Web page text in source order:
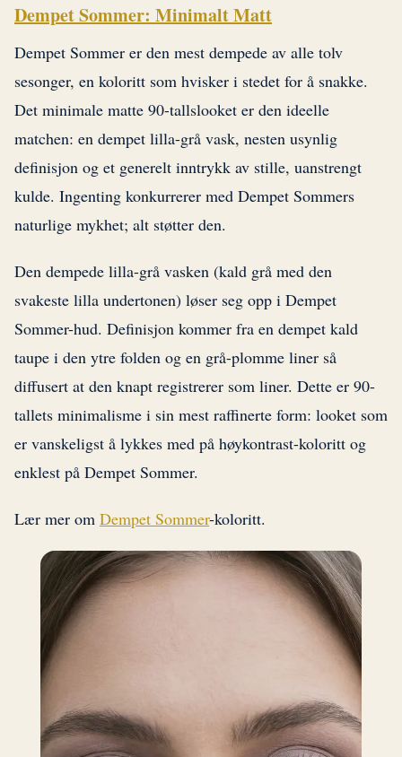
Dempet Sommer: Minimalt Matt
Dempet Sommer er den mest dempede av alle tolv
sesonger, en koloritt som hvisker i stedet for å snakke.
Det minimale matte 90-tallslooket er den ideelle
matchen: en dempet lilla-grå vask, nesten usynlig
definisjon og et generelt inntrykk av stille, uanstrengt
kulde. Ingenting konkurrerer med Dempet Sommers
naturlige mykhet; alt støtter den.
Den dempede lilla-grå vasken (kald grå med den
svakeste lilla undertonen) løser seg opp i Dempet
Sommer-hud. Definisjon kommer fra en dempet kald
taupe i den ytre folden og en grå-plomme liner så
diffusert at den knapt registrerer som liner. Dette er 90-
tallets minimalisme i sin mest raffinerte form: looket som
er vanskeligst å lykkes med på høykontrast-koloritt og
enklest på Dempet Sommer.
Lær mer om Dempet Sommer-koloritt.